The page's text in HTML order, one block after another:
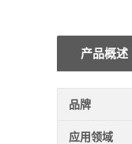
产品概述
品牌
应用领域